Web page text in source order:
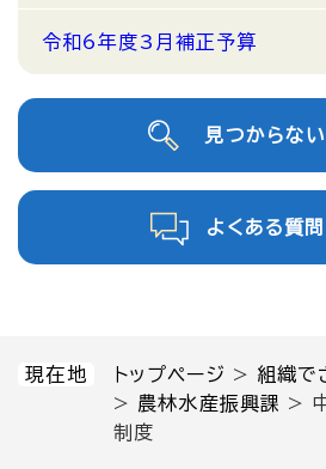
現在地 トップページ > 組織で
> 農林水産振興課 >
制度
令和6年度3月補正予算
見つからな
よくある質